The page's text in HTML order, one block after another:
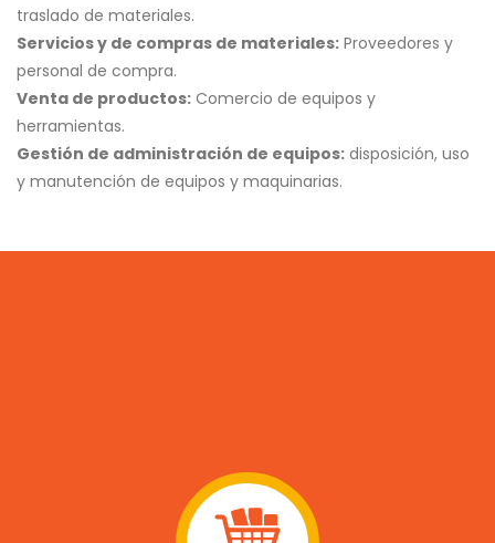
traslado de materiales.
Servicios y de compras de materiales: Proveedores y
personal de compra.
Venta de productos: Comercio de equipos y
herramientas.
Gestión de administración de equipos: disposición, uso
y manutención de equipos y maquinarias.